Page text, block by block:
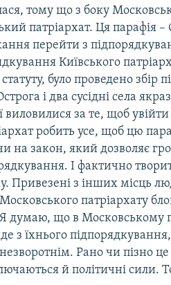
тому що з боку
патріархат. Ця парафія –
перейти з
Київського
було проведено збір
і два сусідні села
виловилися за те, щоб
робить усе, щоб цю
на закон, який дозволяє
І фактично
Привезені з інших місць
патріархату
думаю, що в Московському
з їхнього
Рано чи пізно
й політичні сили.